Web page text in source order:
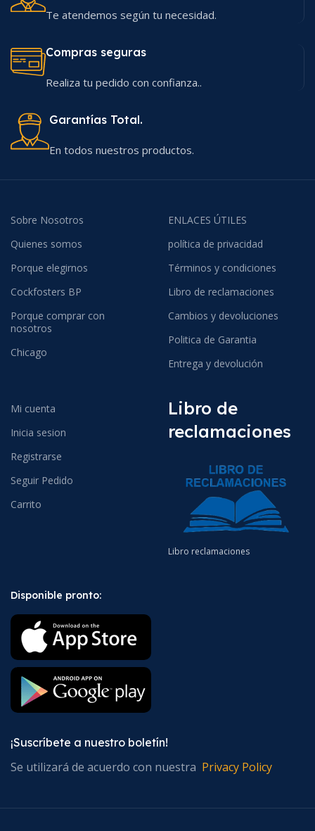
Te atendemos según tu necesidad.
Compras seguras
Realiza tu pedido con confianza..
Garantías Total.
En todos nuestros productos.
Sobre Nosotros
Quienes somos
Porque elegirnos
Cockfosters BP
Porque comprar con
nosotros
Chicago
ENLACES ÚTILES
política de privacidad
Términos y condiciones
Libro de reclamaciones
Cambios y devoluciones
Politica de Garantia
Entrega y devolución
Mi cuenta
Inicia sesion
Registrarse
Seguir Pedido
Carrito
Libro de
reclamaciones
Libro reclamaciones
Disponible pronto:
¡Suscríbete a nuestro boletín!
Se utilizará de acuerdo con nuestra Privacy Policy